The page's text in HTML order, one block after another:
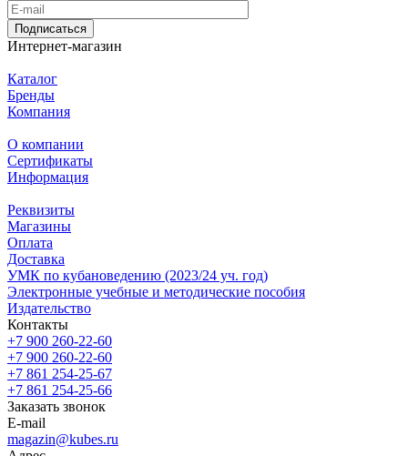
Подписаться
Интернет-магазин
Каталог
Бренды
Компания
О компании
Сертификаты
Информация
Реквизиты
Магазины
Oплата
Доставка
УМК по кубановедению (2023/24 уч. год)
Электронные учебные и методические пособия
Издательство
Контакты
+7 900 260-22-60
+7 900 260-22-60
+7 861 254-25-67
+7 861 254-25-66
Заказать звонок
E-mail
magazin@kubes.ru